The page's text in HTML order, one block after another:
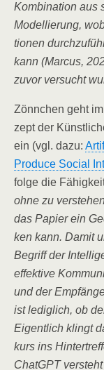
Kom­bi­na­ti­on aus
Model­lie­rung,
tio­nen
kann (Mar­cus,
zuvor ver­sucht
Zönn­chen geht
zept der
ein (vgl. dazu:
Pro­du­ce Social
fol­ge die
ohne zu
das Papier ein
ken kann. Damit
Begriff der
effek­ti­ve
und der
ist ledig­lich, ob
Eigent­lich klingt
kurs ins
ChatGPT